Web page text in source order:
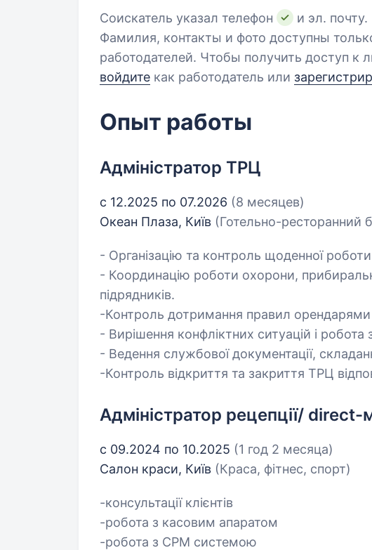
Соискатель указал телефон
и эл. почту.
Фамилия, контакты и фото доступны
работодателей. Чтобы получить доступ к
войдите как работодатель или
Опыт работы
Адміністратор ТРЦ
с 12.2025 по 07.2026 (8 месяцев)
Океан Плаза, Київ (Готельно-ресторанний
- Організацію та контроль щоденної
- Координацію роботи охорони,
підрядників.
-Контроль дотримання правил орендарями
- Вирішення конфліктних ситуацій і робота
- Ведення службової документації,
-Контроль відкриття та закриття ТРЦ
Адміністратор рецепції/
с 09.2024 по 10.2025 (1 год 2 месяца)
Салон краси, Київ (Краса, фітнес, спорт)
-консультації клієнтів
-робота з касовим апаратом
-робота з СРМ системою